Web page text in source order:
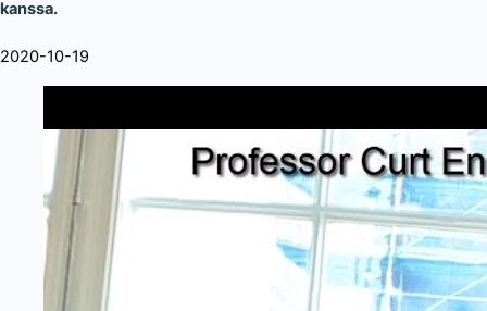
kanssa.
2020-10-19